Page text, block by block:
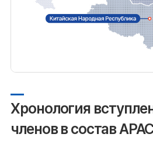
Хронология
членов в состав